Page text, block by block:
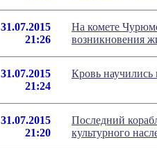
31.07.2015
21:26
На комете
возникновения
31.07.2015
21:24
Кровь научились
31.07.2015
21:20
Последний
культурного